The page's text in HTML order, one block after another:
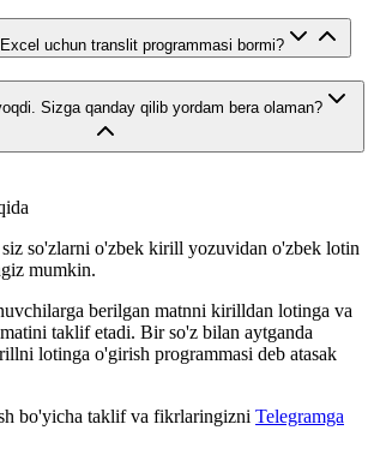
uchun translit programmasi bormi?
Sizga qanday qilib yordam bera olaman?
so'zlarni o'zbek kirill yozuvidan o'zbek lotin
mumkin.
berilgan matnni kirilldan lotinga va
taklif etadi. Bir so'z bilan aytganda
lotinga o'girish programmasi deb atasak
bo'yicha taklif va fikrlaringizni Telegramga